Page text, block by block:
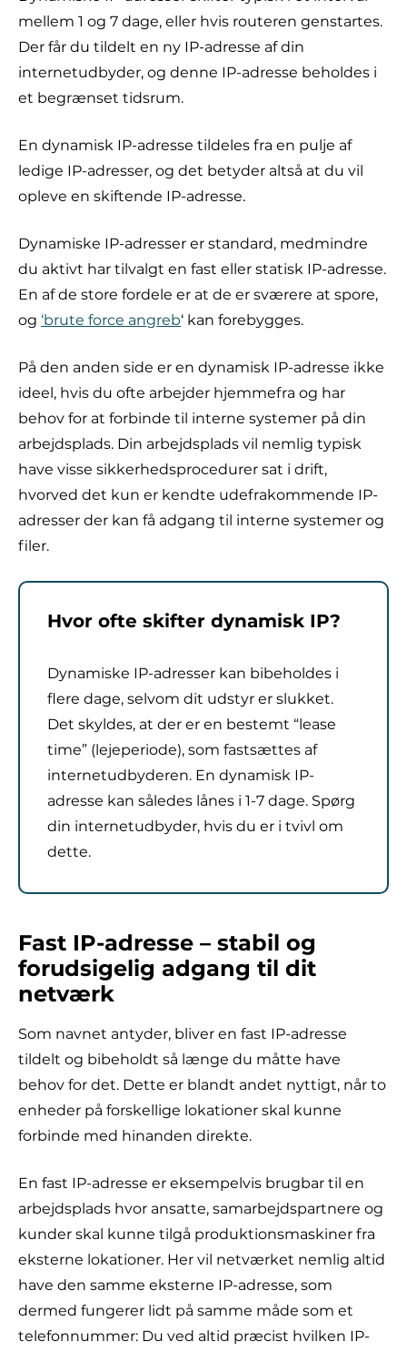
mellem 1 og 7 dage, eller hvis routeren genstartes.
Der får du tildelt en ny IP-adresse af din
internetudbyder, og denne IP-adresse beholdes i
et begrænset tidsrum.
En dynamisk IP-adresse tildeles fra en pulje af
ledige IP-adresser, og det betyder altså at du vil
opleve en skiftende IP-adresse.
Dynamiske IP-adresser er standard, medmindre
du aktivt har tilvalgt en fast eller statisk IP-adresse.
En af de store fordele er at de er sværere at spore,
og ‘brute force angreb‘ kan forebygges.
På den anden side er en dynamisk IP-adresse ikke
ideel, hvis du ofte arbejder hjemmefra og har
behov for at forbinde til interne systemer på din
arbejdsplads. Din arbejdsplads vil nemlig typisk
have visse sikkerhedsprocedurer sat i drift,
hvorved det kun er kendte udefrakommende IP-
adresser der kan få adgang til interne systemer og
filer.
Hvor ofte skifter dynamisk IP?
Dynamiske IP-adresser kan bibeholdes i
flere dage, selvom dit udstyr er slukket.
Det skyldes, at der er en bestemt “lease
time” (lejeperiode), som fastsættes af
internetudbyderen. En dynamisk IP-
adresse kan således lånes i 1-7 dage. Spørg
din internetudbyder, hvis du er i tvivl om
dette.
Fast IP-adresse – stabil og
forudsigelig adgang til dit
netværk
Som navnet antyder, bliver en fast IP-adresse
tildelt og bibeholdt så længe du måtte have
behov for det. Dette er blandt andet nyttigt, når to
enheder på forskellige lokationer skal kunne
forbinde med hinanden direkte.
En fast IP-adresse er eksempelvis brugbar til en
arbejdsplads hvor ansatte, samarbejdspartnere og
kunder skal kunne tilgå produktionsmaskiner fra
eksterne lokationer. Her vil netværket nemlig altid
have den samme eksterne IP-adresse, som
dermed fungerer lidt på samme måde som et
telefonnummer: Du ved altid præcist hvilken IP-